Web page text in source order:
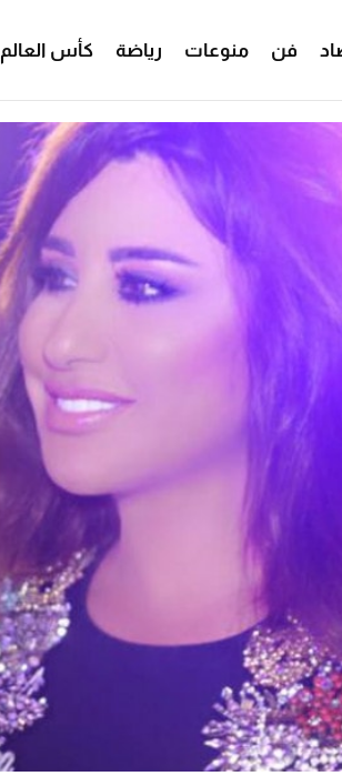
فن منوعات رياضة كأس العالم